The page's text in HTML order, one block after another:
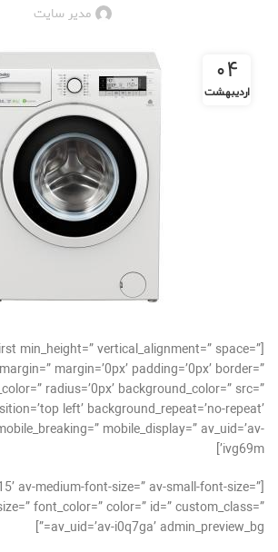
مدیر سایت
۰۴
اردیبهشت
min_height=” vertical_alignment=” space=”
margin=’0px’ padding=’0px’ border=”
radius=’0px’ background_color=” src=”
left’ background_repeat=’no-repeat’
mobile_display=” av_uid=’av-
ivg69m’]
av-medium-font-size=” av-small-font-size=”
font_color=” color=” id=” custom_class=”
av_uid=’av-i0q7ga’ admin_preview_bg=”]